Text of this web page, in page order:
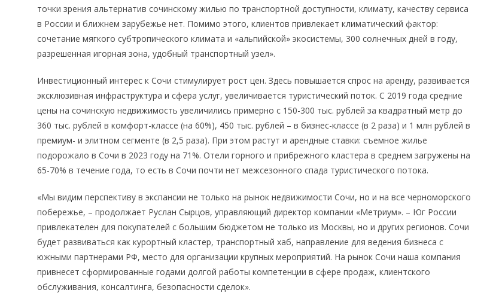
точки зрения альтернатив сочинскому жилью по транспортной доступности, климату, качеству сервиса
в России и ближнем зарубежье нет. Помимо этого, клиентов привлекает климатический фактор:
сочетание мягкого субтропического климата и «альпийской» экосистемы, 300 солнечных дней в году,
разрешенная игорная зона, удобный транспортный узел».
Инвестиционный интерес к Сочи стимулирует рост цен. Здесь повышается спрос на аренду, развивается
эксклюзивная инфраструктура и сфера услуг, увеличивается туристический поток. С 2019 года средние
цены на сочинскую недвижимость увеличились примерно с 150-300 тыс. рублей за квадратный метр до
360 тыс. рублей в комфорт-классе (на 60%), 450 тыс. рублей – в бизнес-классе (в 2 раза) и 1 млн рублей в
премиум- и элитном сегменте (в 2,5 раза). При этом растут и арендные ставки: съемное жилье
подорожало в Сочи в 2023 году на 71%. Отели горного и прибрежного кластера в среднем загружены на
65-70% в течение года, то есть в Сочи почти нет межсезонного спада туристического потока.
«Мы видим перспективу в экспансии не только на рынок недвижимости Сочи, но и на все черноморского
побережье, – продолжает Руслан Сырцов, управляющий директор компании «Метриум». – Юг России
привлекателен для покупателей с большим бюджетом не только из Москвы, но и других регионов. Сочи
будет развиваться как курортный кластер, транспортный хаб, направление для ведения бизнеса с
южными партнерами РФ, место для организации крупных мероприятий. На рынок Сочи наша компания
привнесет сформированные годами долгой работы компетенции в сфере продаж, клиентского
обслуживания, консалтинга, безопасности сделок».